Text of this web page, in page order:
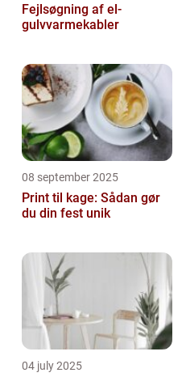
Fejlsøgning af el-
gulvvarmekabler
08 september 2025
Print til kage: Sådan gør
du din fest unik
04 july 2025